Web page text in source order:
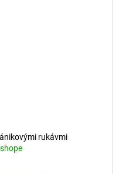
rukávmi